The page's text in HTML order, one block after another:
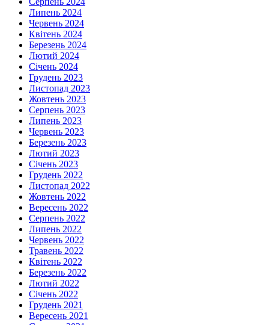
Липень 2024
Червень 2024
Квітень 2024
Березень 2024
Лютий 2024
Січень 2024
Грудень 2023
Листопад 2023
Жовтень 2023
Серпень 2023
Липень 2023
Червень 2023
Березень 2023
Лютий 2023
Січень 2023
Грудень 2022
Листопад 2022
Жовтень 2022
Вересень 2022
Серпень 2022
Липень 2022
Червень 2022
Травень 2022
Квітень 2022
Березень 2022
Лютий 2022
Січень 2022
Грудень 2021
Вересень 2021